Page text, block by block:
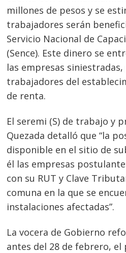
millones de pesos y se
trabajadores serán
Servicio Nacional de
(Sence). Este dinero se
las empresas
trabajadores del
de renta.
El seremi (S) de trabajo y
Quezada detalló que “la
disponible en el sitio de
él las empresas
con su RUT y Clave
comuna en la que se
instalaciones afectadas”.
La vocera de Gobierno
antes del 28 de febrero,
Navegación
de
entradas